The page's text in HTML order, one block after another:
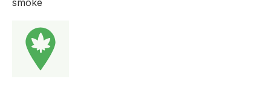
smoke